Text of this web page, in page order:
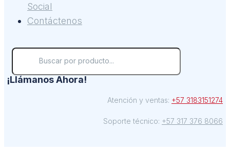
Social
Contáctenos
¡Llámanos Ahora!
Atención y ventas: +57 3183151274
Soporte técnico: +57 317 376 8066